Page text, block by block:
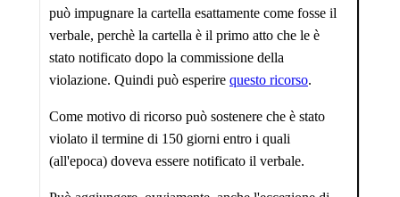
può impugnare la cartella esattamente come fosse il
verbale, perchè la cartella è il primo atto che le è
stato notificato dopo la commissione della
violazione. Quindi può esperire questo ricorso.
Come motivo di ricorso può sostenere che è stato
violato il termine di 150 giorni entro i quali
(all'epoca) doveva essere notificato il verbale.